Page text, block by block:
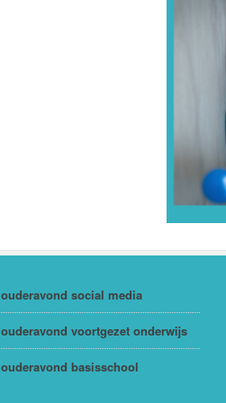
ouderavond social media
ouderavond voortgezet onderwijs
ouderavond basisschool